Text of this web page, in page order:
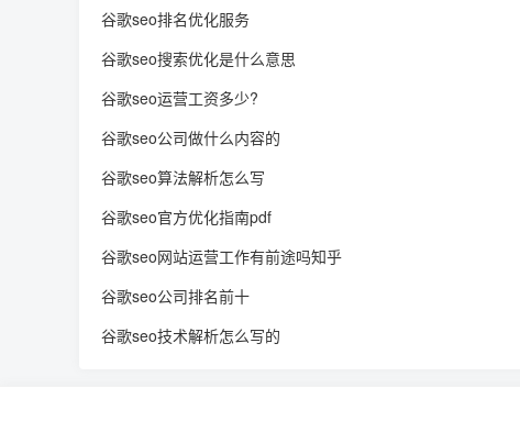
谷歌seo排名优化服务
谷歌seo搜索优化是什么意思
谷歌seo运营工资多少?
谷歌seo公司做什么内容的
谷歌seo算法解析怎么写
谷歌seo官方优化指南pdf
谷歌seo网站运营工作有前途吗知乎
谷歌seo公司排名前十
谷歌seo技术解析怎么写的